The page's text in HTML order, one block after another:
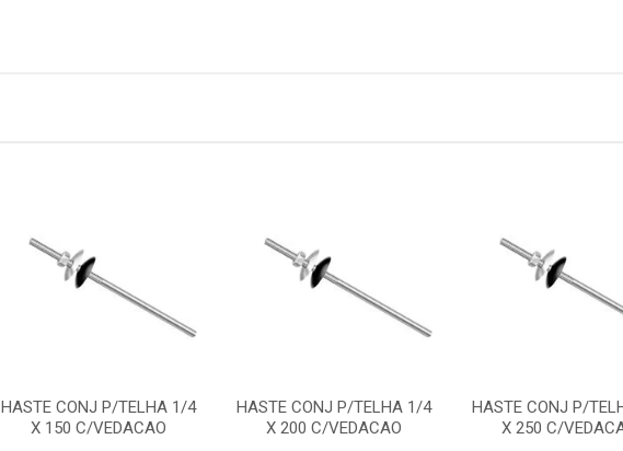
HASTE CONJ P/TELHA 1/4
X 150 C/VEDACAO
HASTE CONJ P/TELHA 1/4
X 200 C/VEDACAO
HASTE CONJ P/
X 250 C/